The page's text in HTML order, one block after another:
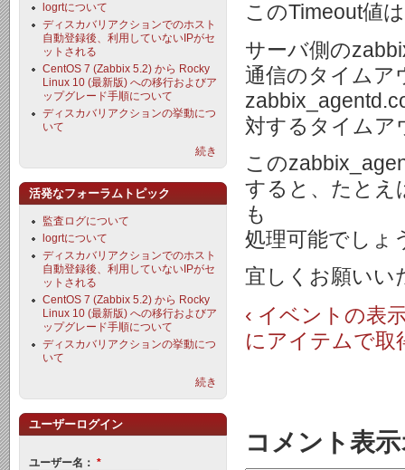
このTimeout値
サーバ側の
通信のタイムア
対するタイムア
この
すると、たとえ
も
処理可能でしょ
宜しくお願いい
‹ イベントの表
にアイテムで取
コメント表
logrtについて
ディスカバリアクションでのホスト
自動登録後、利用していないIPがセ
ットされる
CentOS 7 (Zabbix 5.2) から Rocky
Linux 10 (最新版) への移行およびア
ップグレード手順について
ディスカバリアクションの挙動につ
いて
続き
活発なフォーラムトピック
監査ログについて
logrtについて
ディスカバリアクションでのホスト
自動登録後、利用していないIPがセ
ットされる
CentOS 7 (Zabbix 5.2) から Rocky
Linux 10 (最新版) への移行およびア
ップグレード手順について
ディスカバリアクションの挙動につ
いて
続き
ユーザーログイン
ユーザー名： *